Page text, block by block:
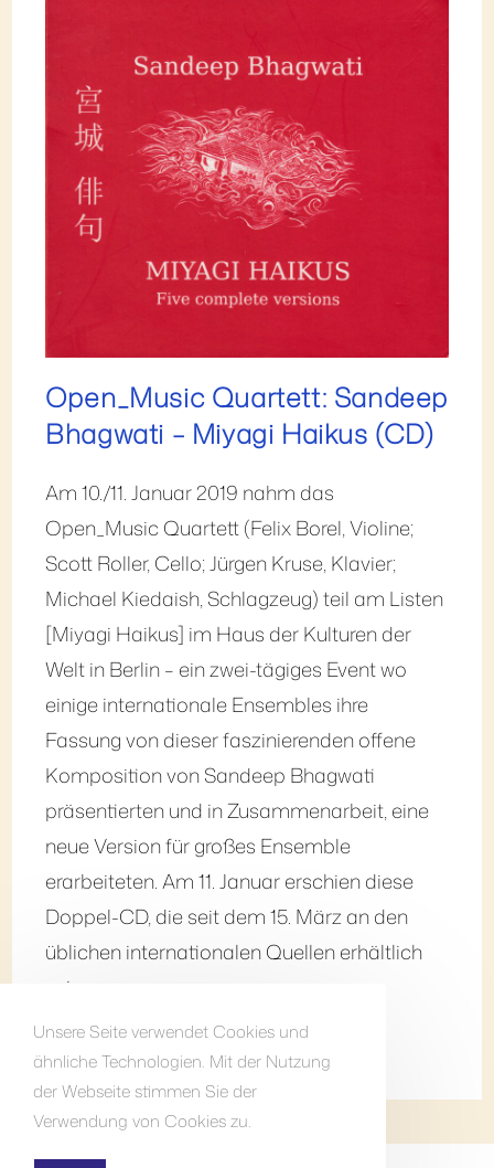
Open_Music Quartett: Sandeep
Bhagwati – Miyagi Haikus (CD)
Am 10./11. Januar 2019 nahm das
Open_Music Quartett (Felix Borel, Violine;
Scott Roller, Cello; Jürgen Kruse, Klavier;
Michael Kiedaish, Schlagzeug) teil am Listen
[Miyagi Haikus] im Haus der Kulturen der
Welt in Berlin – ein zwei-tägiges Event wo
einige internationale Ensembles ihre
Fassung von dieser faszinierenden offene
Komposition von Sandeep Bhagwati
präsentierten und in Zusammenarbeit, eine
neue Version für großes Ensemble
erarbeiteten. Am 11. Januar erschien diese
Doppel-CD, die seit dem 15. März an den
üblichen internationalen Quellen erhältlich
sei.…
Unsere Seite verwendet Cookies und
ähnliche Technologien. Mit der Nutzung
der Webseite stimmen Sie der
Verwendung von Cookies zu.